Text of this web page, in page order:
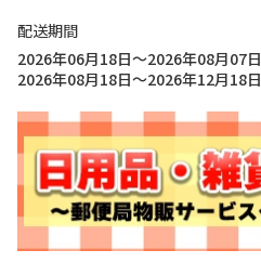
配送期間
2026年06月18日～2026年08月07日
2026年08月18日～2026年12月18日